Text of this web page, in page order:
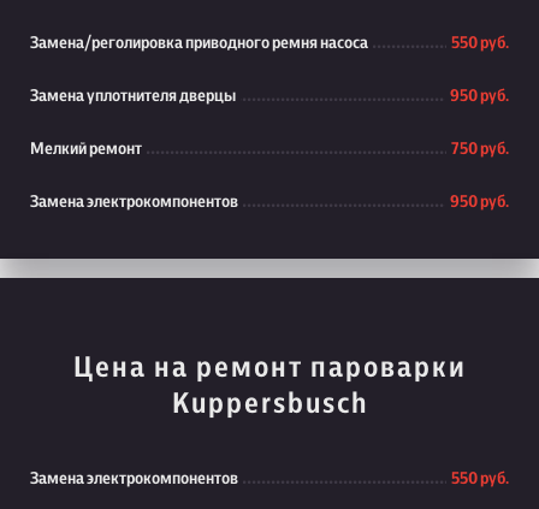
Замена/реголировка приводного ремня насоса 550 руб.
Замена уплотнителя дверцы 950 руб.
Мелкий ремонт 750 руб.
Замена электрокомпонентов 950 руб.
Цена на ремонт пароварки
Kuppersbusch
Замена электрокомпонентов 550 руб.